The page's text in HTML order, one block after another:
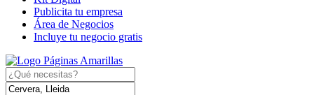
Publicita tu empresa
Área de Negocios
Incluye tu negocio gratis